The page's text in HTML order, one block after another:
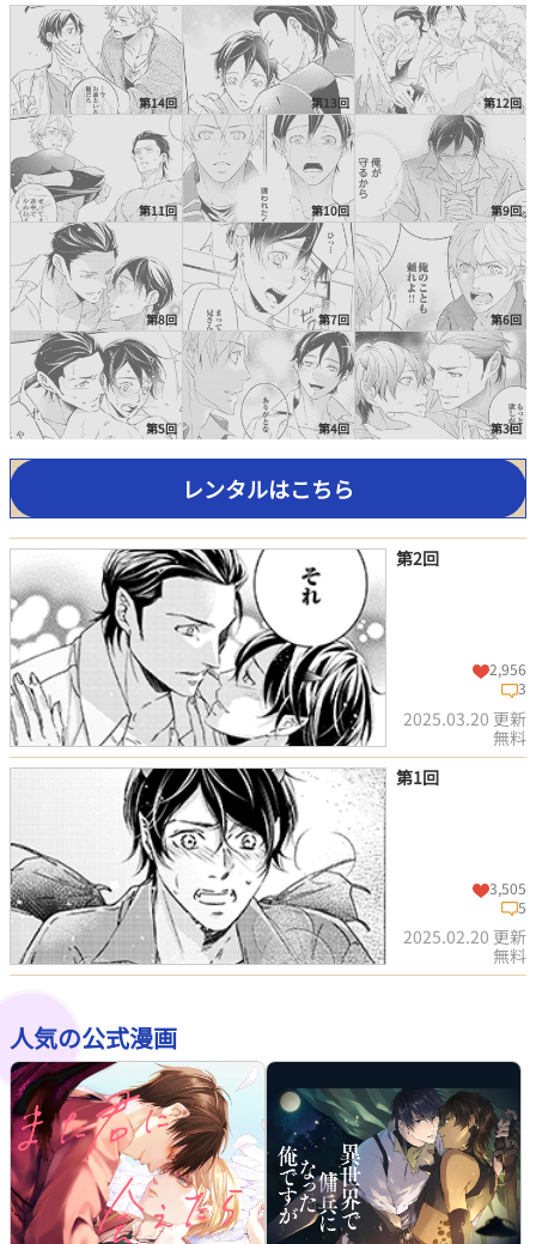
この話を読む コメントを見る
第14回 第13回 第12回
第11回 第10回 第9回
第8回 第7回 第6回
第5回 第4回 第3回
レンタルはこちら
この話を読む コメントを見る
第2回
2,956
3
2025.03.20 更新
無料
この話を読む コメントを見る
第1回
3,505
5
2025.02.20 更新
無料
人気の公式漫画